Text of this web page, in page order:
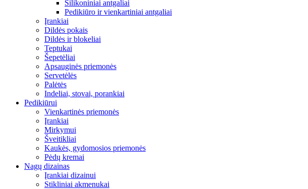
Silikoniniai antgaliai
Pedikiūro ir vienkartiniai antgaliai
Įrankiai
Dildės pokais
Dildės ir blokeliai
Teptukai
Šepetėliai
Apsauginės priemonės
Servetėlės
Palėtės
Indeliai, stovai, porankiai
Pedikiūrui
Vienkartinės priemonės
Įrankiai
Mirkymui
Šveitikliai
Kaukės, gydomosios priemonės
Pėdų kremai
Nagų dizainas
Įrankiai dizainui
Stikliniai akmenukai